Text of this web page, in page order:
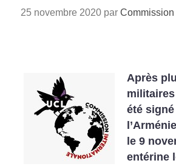
25 novembre 2020 par
Après
été
le 9
entérine